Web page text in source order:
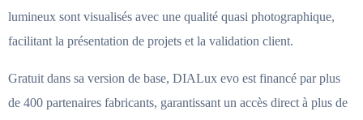
lumineux sont visualisés avec une qualité quasi photographique,
facilitant la présentation de projets et la validation client.
Gratuit dans sa version de base, DIALux evo est financé par plus
de 400 partenaires fabricants, garantissant un accès direct à plus de